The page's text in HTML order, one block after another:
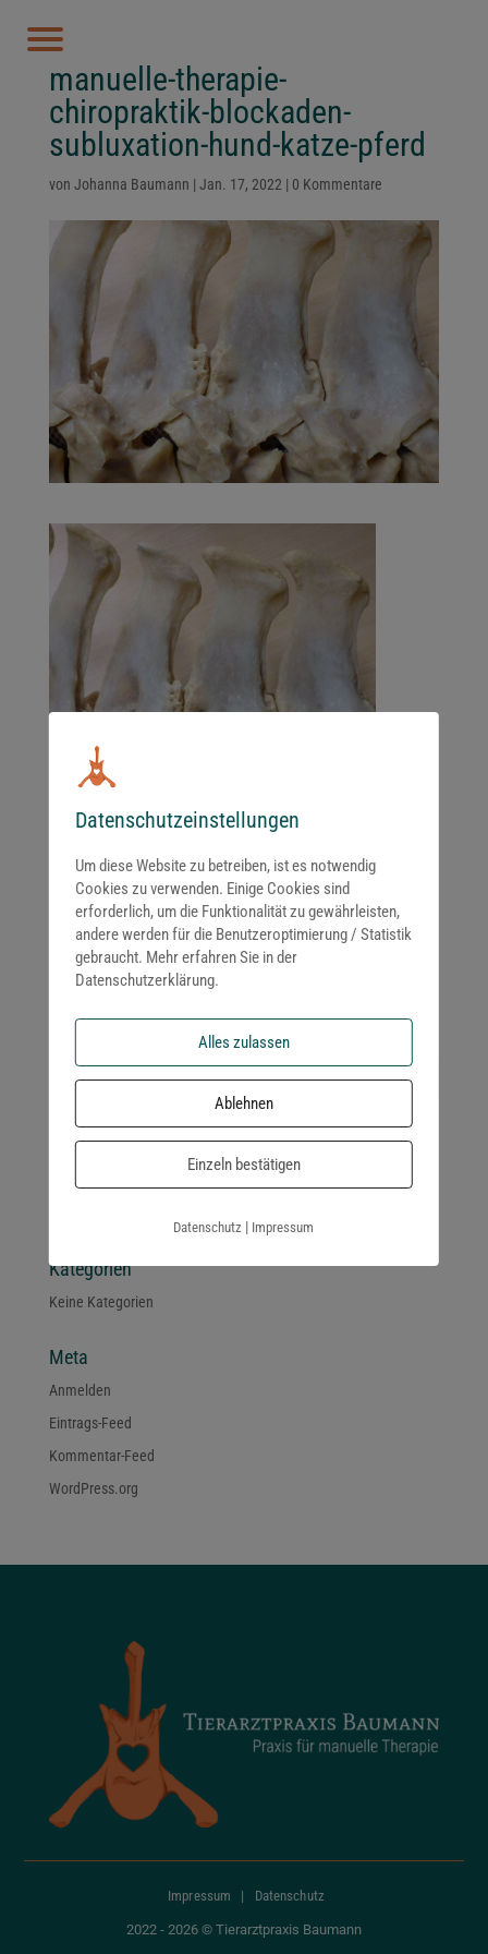
manuelle-therapie-
chiropraktik-blockaden-
subluxation-hund-katze-pferd
von Johanna Baumann | Jan. 17, 2022 | 0 Kommentare
Kommentar absenden
Neueste Kommentare
Kategorien
Keine Kategorien
Meta
Anmelden
Eintrags-Feed
Kommentar-Feed
WordPress.org
Impressum | Datenschutz
2022 - 2026 © Tierarztpraxis Baumann
Datenschutzeinstellungen
Um diese Website zu betreiben, ist es notwendig
Cookies zu verwenden. Einige Cookies sind
erforderlich, um die Funktionalität zu gewährleisten,
andere werden für die Benutzeroptimierung / Statistik
gebraucht. Mehr erfahren Sie in der
Datenschutzerklärung.
Alles zulassen
Ablehnen
Einzeln bestätigen
Datenschutz | Impressum